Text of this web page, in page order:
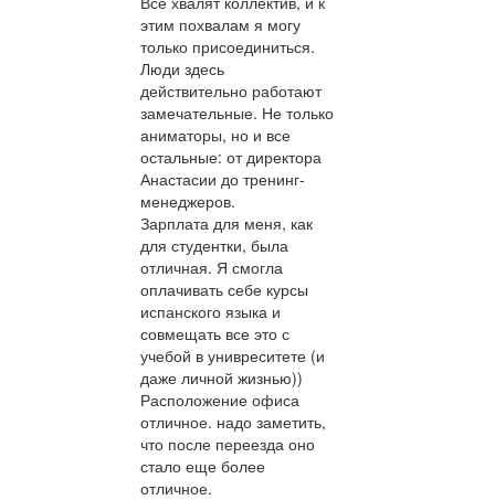
этим похвалам я могу
только присоединиться.
Люди здесь
действительно работают
замечательные. Не только
аниматоры, но и все
остальные: от директора
Анастасии до тренинг-
менеджеров.
Зарплата для меня, как
для студентки, была
отличная. Я смогла
оплачивать себе курсы
испанского языка и
совмещать все это с
учебой в унивреситете (и
даже личной жизнью))
Расположение офиса
отличное. надо заметить,
что после переезда оно
стало еще более
отличное.